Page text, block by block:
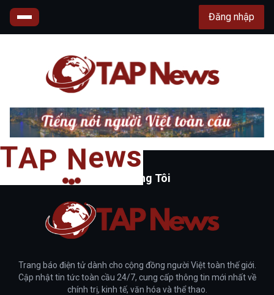
Đăng nhập
TAP News
Về Chúng Tôi
Trang báo điện tử dành cho cộng đồng người Việt toàn thế giới.
Cập nhật tin tức toàn cầu 24/7, cung cấp thông tin mới nhất về
chính trị, kinh tế, văn hóa và thể thao.